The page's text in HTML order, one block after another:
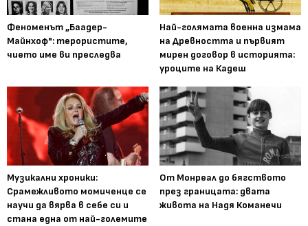
Феноменът „Баадер-
Майнхоф": терористите,
чието име ви преследва
Най-голямата военна измама
на Древността и първият
мирен договор в историята:
уроците на Кадеш
Музикални хроники:
Срамежливото момиченце се
научи да вярва в себе си и
стана една от най-големите
От Монреал до бягството
през границата: двата
живота на Надя Команечи